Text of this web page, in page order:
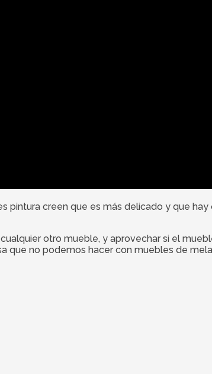
pintura creen que es más delicado y que hay
otro mueble, y aprovechar si el
que no podemos hacer con muebles de